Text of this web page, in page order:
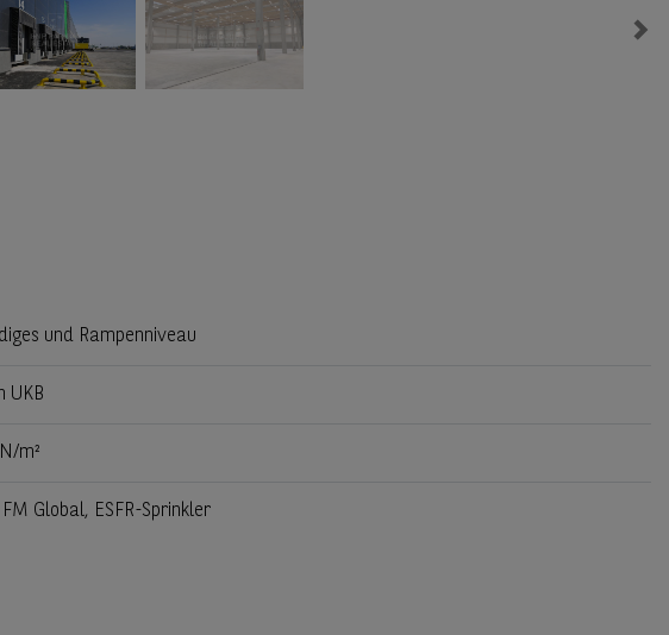
und Rampenniveau
UKB
m²
Global, ESFR-Sprinkler